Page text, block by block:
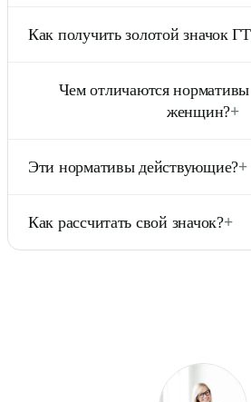
золотого — 5 испытаний (включая
передвижение на 1000 м, смешанное
2000 м, скандинавская ходьба на 3
Как получить золотой значок
18 ступени, охватывающих
качества (скорость, выносливость,
Чем отличаются
женщин?+
различаются дистанции и снаряды
высокой и низкой перекладине).
Эти нормативы действующие?+
Приказ Минспорта России от
действует с 1 апреля 2023 г. до
Как рассчитать свой значок?+